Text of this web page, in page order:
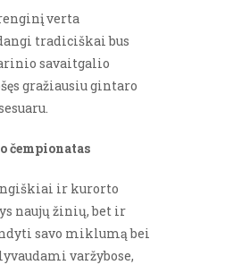
verta
tradiciškai bus
savaitgalio
gražiausiu gintaro
čempionatas
ir kurorto
naujų žinių, bet ir
savo miklumą bei
varžybose,